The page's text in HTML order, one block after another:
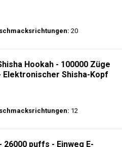
20
Hookah - 100000 Züge
Elektronischer Shisha-Kopf
12
26000 puffs - Einweg E-